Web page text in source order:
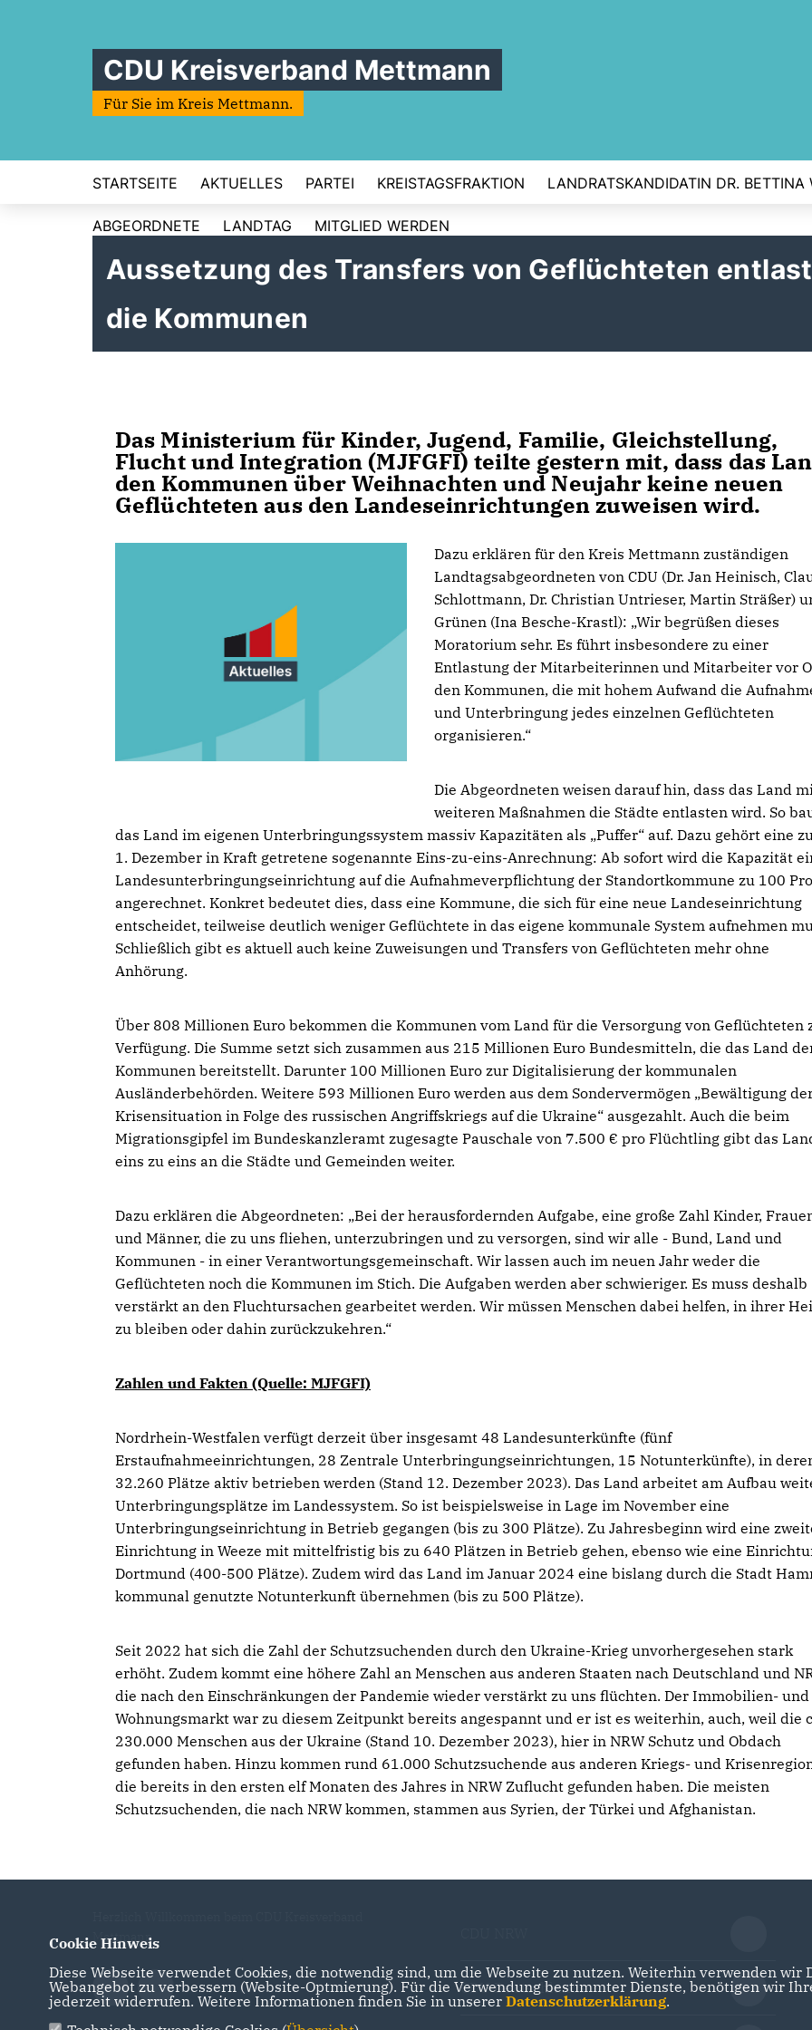
CDU Kreisverband Mettmann
Für Sie im Kreis Mettmann.
STARTSEITE AKTUELLES PARTEI KREISTAGSFRAKTION LANDRATSKANDIDATIN DR. BETTINA
ABGEORDNETE LANDTAG MITGLIED WERDEN
Aussetzung des Transfers von Geflüchteten
die Kommunen
Das Ministerium für Kinder, Jugend, Familie, Gleichstellung,
Flucht und Integration (MJFGFI) teilte gestern mit, dass das
den Kommunen über Weihnachten und Neujahr keine neuen
Geflüchteten aus den Landeseinrichtungen zuweisen wird.
Dazu erklären für den Kreis Mettmann zuständigen
Landtagsabgeordneten von CDU (Dr. Jan Heinisch,
Schlottmann, Dr. Christian Untrieser, Martin Sträßer)
Grünen (Ina Besche-Krastl): „Wir begrüßen dieses
Moratorium sehr. Es führt insbesondere zu einer
Entlastung der Mitarbeiterinnen und Mitarbeiter vor
den Kommunen, die mit hohem Aufwand die
und Unterbringung jedes einzelnen Geflüchteten
organisieren.“
Die Abgeordneten weisen darauf hin, dass das Land
weiteren Maßnahmen die Städte entlasten wird. So
das Land im eigenen Unterbringungssystem massiv Kapazitäten als „Puffer“ auf. Dazu gehört eine
1. Dezember in Kraft getretene sogenannte Eins-zu-eins-Anrechnung: Ab sofort wird die Kapazität
Landesunterbringungseinrichtung auf die Aufnahmeverpflichtung der Standortkommune zu 100
angerechnet. Konkret bedeutet dies, dass eine Kommune, die sich für eine neue Landeseinrichtung
entscheidet, teilweise deutlich weniger Geflüchtete in das eigene kommunale System aufnehmen
Schließlich gibt es aktuell auch keine Zuweisungen und Transfers von Geflüchteten mehr ohne
Anhörung.
Über 808 Millionen Euro bekommen die Kommunen vom Land für die Versorgung von Geflüchteten
Verfügung. Die Summe setzt sich zusammen aus 215 Millionen Euro Bundesmitteln, die das Land
Kommunen bereitstellt. Darunter 100 Millionen Euro zur Digitalisierung der kommunalen
Ausländerbehörden. Weitere 593 Millionen Euro werden aus dem Sondervermögen „Bewältigung
Krisensituation in Folge des russischen Angriffskriegs auf die Ukraine“ ausgezahlt. Auch die beim
Migrationsgipfel im Bundeskanzleramt zugesagte Pauschale von 7.500 € pro Flüchtling gibt das
eins zu eins an die Städte und Gemeinden weiter.
Dazu erklären die Abgeordneten: „Bei der herausfordernden Aufgabe, eine große Zahl Kinder,
und Männer, die zu uns fliehen, unterzubringen und zu versorgen, sind wir alle - Bund, Land und
Kommunen - in einer Verantwortungsgemeinschaft. Wir lassen auch im neuen Jahr weder die
Geflüchteten noch die Kommunen im Stich. Die Aufgaben werden aber schwieriger. Es muss deshalb
verstärkt an den Fluchtursachen gearbeitet werden. Wir müssen Menschen dabei helfen, in ihrer
zu bleiben oder dahin zurückzukehren.“
Zahlen und Fakten (Quelle: MJFGFI)
Nordrhein-Westfalen verfügt derzeit über insgesamt 48 Landesunterkünfte (fünf
Erstaufnahmeeinrichtungen, 28 Zentrale Unterbringungsein­richtungen, 15 Notunterkünfte), in
32.260 Plätze aktiv betrieben werden (Stand 12. Dezember 2023). Das Land arbeitet am Aufbau
Unterbringungsplätze im Landessystem. So ist beispielsweise in Lage im November eine
Unterbringungseinrichtung in Betrieb gegangen (bis zu 300 Plätze). Zu Jahresbeginn wird eine
Einrichtung in Weeze mit mittelfristig bis zu 640 Plätzen in Betrieb gehen, ebenso wie eine
Dortmund (400-500 Plätze). Zudem wird das Land im Januar 2024 eine bislang durch die Stadt
kommunal genutzte Notunterkunft übernehmen (bis zu 500 Plätze).
Seit 2022 hat sich die Zahl der Schutzsuchenden durch den Ukraine-Krieg unvorhergesehen stark
erhöht. Zudem kommt eine höhere Zahl an Menschen aus anderen Staaten nach Deutschland und
die nach den Einschränkungen der Pandemie wieder verstärkt zu uns flüchten. Der Immobilien- und
Wohnungsmarkt war zu diesem Zeitpunkt bereits angespannt und er ist es weiterhin, auch, weil die
230.000 Men­schen aus der Ukraine (Stand 10. Dezember 2023), hier in NRW Schutz und Obdach
gefunden haben. Hinzu kommen rund 61.000 Schutzsu­chende aus anderen Kriegs- und
die bereits in den ers­ten elf Monaten des Jahres in NRW Zuflucht gefunden haben. Die meis­ten
Schutzsuchenden, die nach NRW kommen, stammen aus Syrien, der Türkei und Afghanistan.
Mettmann
CDU Deutschlands
Cookie Hinweis
Diese Webseite verwendet Cookies, die notwendig sind, um die Webseite zu nutzen. Weiterhin verwenden
Webangebot zu verbessern (Website-Optmierung). Für die Verwendung bestimmter Dienste, benötigen wir
jederzeit widerrufen. Weitere Informationen finden Sie in unserer Datenschutzerklärung.